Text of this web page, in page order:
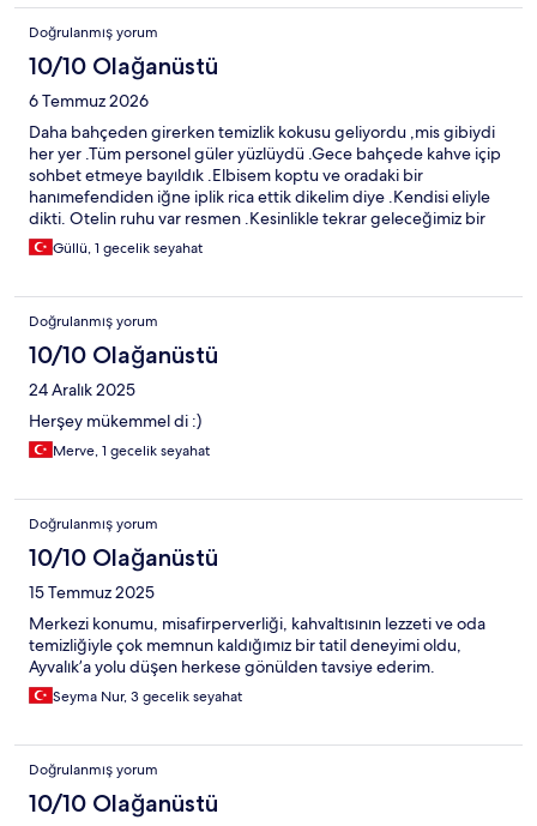
Doğrulanmış yorum
10/10 Olağanüstü
6 Temmuz 2026
Daha bahçeden girerken temizlik kokusu geliyordu ,mis gibiydi
her yer .Tüm personel güler yüzlüydü .Gece bahçede kahve içip
sohbet etmeye bayıldık .Elbisem koptu ve oradaki bir
hanımefendiden iğne iplik rica ettik dikelim diye .Kendisi eliyle
dikti. Otelin ruhu var resmen .Kesinlikle tekrar geleceğimiz bir
otel 👌Güllü, 1 gecelik seyahat
Doğrulanmış yorum
10/10 Olağanüstü
24 Aralık 2025
Herşey mükemmel di :)
Merve, 1 gecelik seyahat
Doğrulanmış yorum
10/10 Olağanüstü
15 Temmuz 2025
Merkezi konumu, misafirperverliği, kahvaltısının lezzeti ve oda
temizliğiyle çok memnun kaldığımız bir tatil deneyimi oldu,
Ayvalık’a yolu düşen herkese gönülden tavsiye ederim.
Seyma Nur, 3 gecelik seyahat
Doğrulanmış yorum
10/10 Olağanüstü